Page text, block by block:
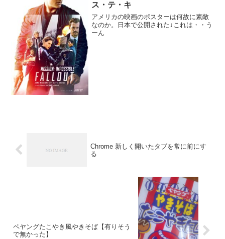
ス・テ・キ
アメリカの映画のポスターは何故に素敵
なのか。日本で公開された↓これは・・う
ーん
Chrome 新しく開いたタブを常に前にす
る
ペヤングたこやき風やきそば【有りそう
で無かった】